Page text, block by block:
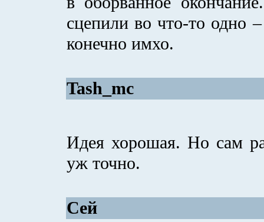
сцепили во что-то одно
конечно имхо.
Tash_mc
Идея хорошая. Но сам
уж точно.
Сей